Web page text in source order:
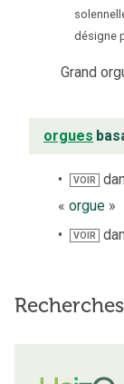
désigne
Grand
orgues
VOIR
« orgue »
VOIR